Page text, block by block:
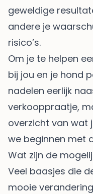
geweldige
andere je
risico’s.
Om je te helpen
bij jou en je hond
nadelen eerlijk
verkooppraatje,
overzicht van wat
we beginnen met
Wat zijn de
Veel baasjes die
mooie